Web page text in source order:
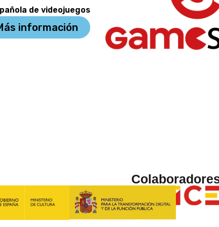
de videojuegos
información